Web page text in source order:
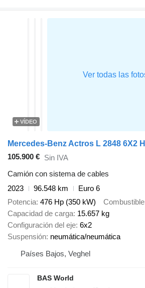
VÍDEO
105.900 € Sin IVA
Camión con sistema de cables
2023
96.548 km
Euro 6
Potencia 476 Hp (350 kW) Combustible
Capacidad de carga 15.657 kg
Configuración del eje 6x2
Suspensión neumática/neumática
Países Bajos, Veghel
BAS World